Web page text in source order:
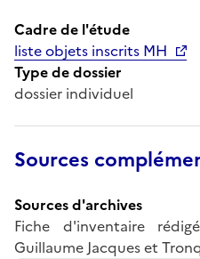
Cadre de l'étude
liste objets inscrits MH
Type de dossier
dossier individuel
Sources
Sources d'archives
Fiche d'inventaire
Guillaume Jacques et